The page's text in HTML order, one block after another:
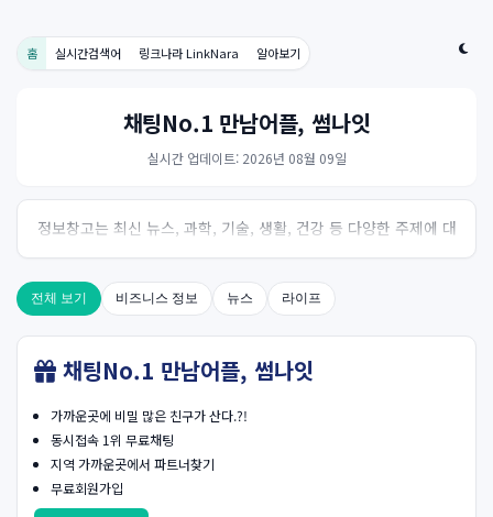
홈 실시간검색어 링크나라 LinkNara 알아보기
채팅No.1 만남어플, 썸나잇
실시간 업데이트: 2026년 08월 09일
정보창고는 최신 뉴스, 과학, 기술, 생활, 건강 등 다양한 주제에 대
한 신뢰성 있는 정보를 제공하는 온라인 자료실입니다.
전체 보기 비즈니스 정보 뉴스 라이프
채팅No.1 만남어플, 썸나잇
가까운곳에 비밀 많은 친구가 산다.?!
동시접속 1위 무료채팅
지역 가까운곳에서 파트너찾기
무료회원가입